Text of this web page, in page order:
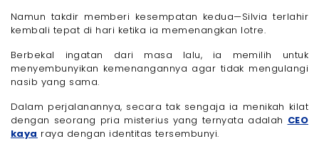
Namun takdir memberi kesempatan kedua—Silvia terlahir
kembali tepat di hari ketika ia memenangkan lotre.
Berbekal ingatan dari masa lalu, ia memilih untuk
menyembunyikan kemenangannya agar tidak mengulangi
nasib yang sama.
Dalam perjalanannya, secara tak sengaja ia menikah kilat
dengan seorang pria misterius yang ternyata adalah CEO
kaya raya dengan identitas tersembunyi.